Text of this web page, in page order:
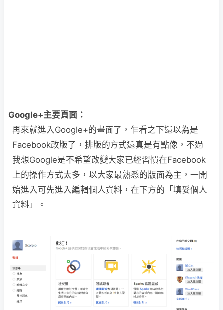
Google+主要頁面：
再來就進入Google+的畫面了，乍看之下還以為是
Facebook改版了，排版的方式還真是有點像，不過
我想Google是不希望改變大家已經習慣在Facebook
上的操作方式太多，以大家最熟悉的版面為主，一開
始進入可先進入編輯個人資料，在下方的「填妥個人
資料」。